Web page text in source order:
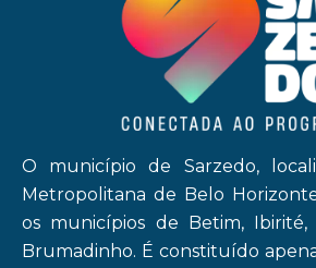
O município de Sarzedo,
Metropolitana de Belo
os municípios de Betim, Ibirité,
Brumadinho. É constituído